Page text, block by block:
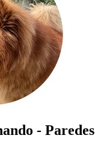
- Paredes